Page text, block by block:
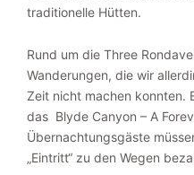
traditionelle Hütten.
Rund um die Three
Wanderungen, die wir
Zeit nicht machen konnten.
das Blyde Canyon – A
Übernachtungsgäste
„Eintritt“ zu den Wegen